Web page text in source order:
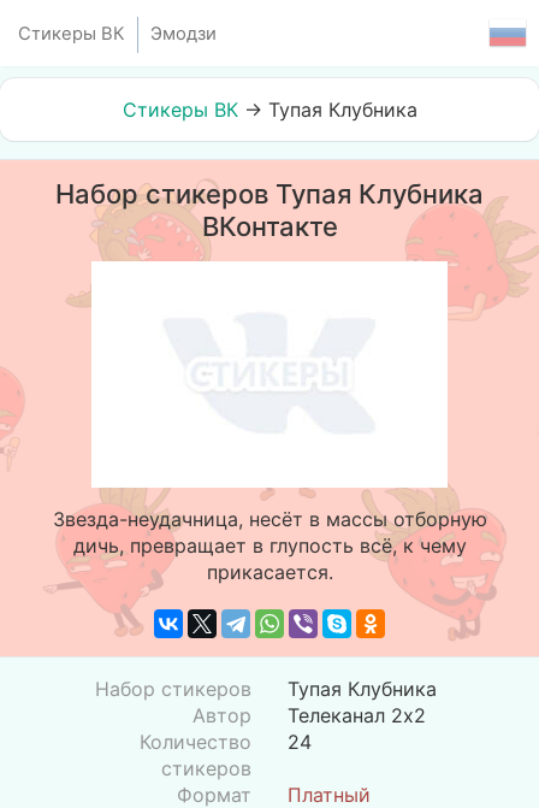
Стикеры ВК Эмодзи
Стикеры ВК→ Тупая Клубника
Набор стикеров Тупая Клубника
ВКонтакте
Звезда-неудачница, несёт в массы отборную
дичь, превращает в глупость всё, к чему
прикасается.
Набор стикеров
Тупая Клубника
Автор
Телеканал 2х2
Количество
стикеров
24
Формат
Платный